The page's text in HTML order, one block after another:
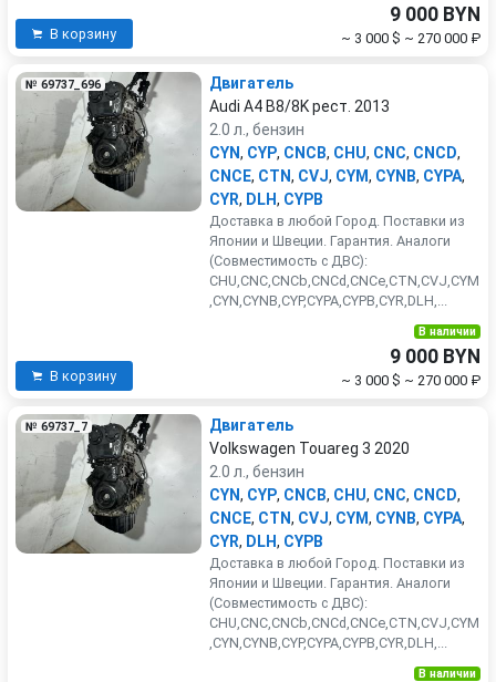
В корзину
9 000 BYN
~ 3 000 $ ~ 270 000 ₽
№ 69737_696
Двигатель
Audi A4 B8/8K рест. 2013
2.0 л., бензин
CYN, CYP, CNCB, CHU, CNC, CNCD,
CNCE, CTN, CVJ, CYM, CYNB, CYPA,
CYR, DLH, CYPB
Доставка в любой Город. Поставки из
Японии и Швеции. Гарантия. Аналоги
(Совместимость с ДВС):
CHU,CNC,CNCb,CNCd,CNCe,CTN,CVJ,CYM
,CYN,CYNB,CYP,CYPA,CYPB,CYR,DLH,...
В корзину
В наличии
9 000 BYN
~ 3 000 $ ~ 270 000 ₽
№ 69737_7
Двигатель
Volkswagen Touareg 3 2020
2.0 л., бензин
CYN, CYP, CNCB, CHU, CNC, CNCD,
CNCE, CTN, CVJ, CYM, CYNB, CYPA,
CYR, DLH, CYPB
Доставка в любой Город. Поставки из
Японии и Швеции. Гарантия. Аналоги
(Совместимость с ДВС):
CHU,CNC,CNCb,CNCd,CNCe,CTN,CVJ,CYM
,CYN,CYNB,CYP,CYPA,CYPB,CYR,DLH,...
В наличии